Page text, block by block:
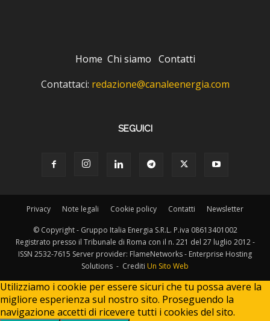
Home Chi siamo Contatti
Contattaci: redazione@canaleenergia.com
SEGUICI
Privacy Note legali Cookie policy Contatti Newsletter
© Copyright - Gruppo Italia Energia S.R.L. P.iva 08613401002
Registrato presso il Tribunale di Roma con il n. 221 del 27 luglio 2012 -
ISSN 2532-7615 Server provider: FlameNetworks - Enterprise Hosting
Solutions - Crediti Un Sito Web
Utilizziamo i cookie per essere sicuri che tu possa avere la
migliore esperienza sul nostro sito. Proseguendo la
navigazione accetti di ricevere tutti i cookies del sito.